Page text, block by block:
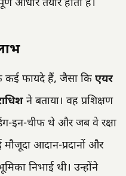
आधार तैयार होता है।
के कई फायदे हैं, जैसा कि एयर
ने बताया। वह प्रशिक्षण
इन-चीफ थे और जब वे रक्षा
आदान-प्रदानों और
निभाई थी। उन्होंने